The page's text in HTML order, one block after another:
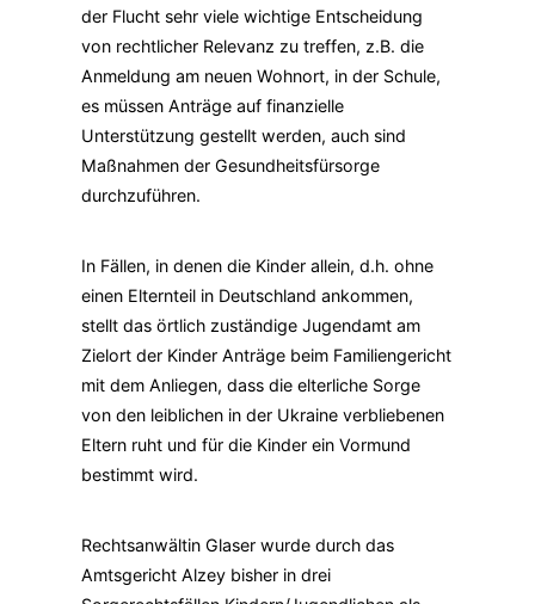
der Flucht sehr viele wichtige Entscheidung
von rechtlicher Relevanz zu treffen, z.B. die
Anmeldung am neuen Wohnort, in der Schule,
es müssen Anträge auf finanzielle
Unterstützung gestellt werden, auch sind
Maßnahmen der Gesundheitsfürsorge
durchzuführen.
In Fällen, in denen die Kinder allein, d.h. ohne
einen Elternteil in Deutschland ankommen,
stellt das örtlich zuständige Jugendamt am
Zielort der Kinder Anträge beim Familiengericht
mit dem Anliegen, dass die elterliche Sorge
von den leiblichen in der Ukraine verbliebenen
Eltern ruht und für die Kinder ein Vormund
bestimmt wird.
Rechtsanwältin Glaser wurde durch das
Amtsgericht Alzey bisher in drei